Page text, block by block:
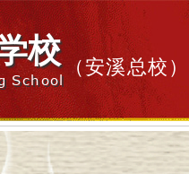
校
School
（安溪总校）